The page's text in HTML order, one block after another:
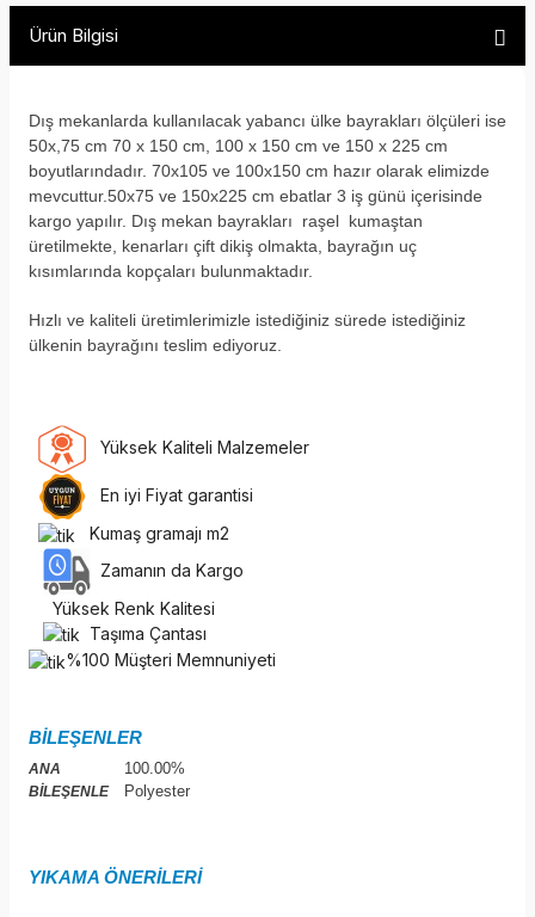
Ürün Bilgisi
Dış mekanlarda kullanılacak yabancı ülke bayrakları ölçüleri ise
50x,75 cm 70 x 150 cm, 100 x 150 cm ve 150 x 225 cm
boyutlarındadır. 70x105 ve 100x150 cm hazır olarak elimizde
mevcuttur.50x75 ve 150x225 cm ebatlar 3 iş günü içerisinde
kargo yapılır. Dış mekan bayrakları raşel kumaştan
üretilmekte, kenarları çift dikiş olmakta, bayrağın uç
kısımlarında kopçaları bulunmaktadır.
Hızlı ve kaliteli üretimlerimizle istediğiniz sürede istediğiniz
ülkenin bayrağını teslim ediyoruz.
Yüksek Kaliteli Malzemeler
En iyi Fiyat garantisi
Kumaş gramajı m2
Zamanın da Kargo
Yüksek Renk Kalitesi
Taşıma Çantası
%100 Müşteri Memnuniyeti
BİLEŞENLER
ANA
BİLEŞENLE
100.00%
Polyester
YIKAMA ÖNERİLERİ